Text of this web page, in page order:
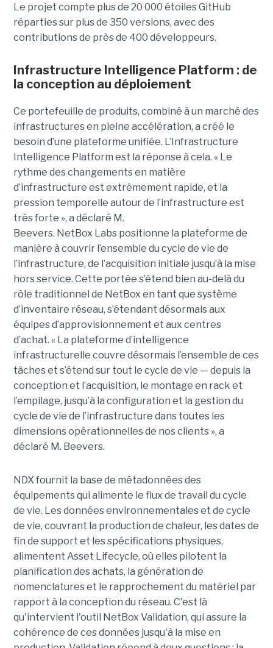
Le projet compte plus de 20 000 étoiles GitHub
réparties sur plus de 350 versions, avec des
contributions de près de 400 développeurs.
Infrastructure Intelligence Platform : de
la conception au déploiement
Ce portefeuille de produits, combiné à un marché des
infrastructures en pleine accélération, a créé le
besoin d’une plateforme unifiée. L’Infrastructure
Intelligence Platform est la réponse à cela. « Le
rythme des changements en matière
d’infrastructure est extrêmement rapide, et la
pression temporelle autour de l’infrastructure est
très forte », a déclaré M.
Beevers. NetBox Labs positionne la plateforme de
manière à couvrir l’ensemble du cycle de vie de
l’infrastructure, de l’acquisition initiale jusqu’à la mise
hors service. Cette portée s’étend bien au-delà du
rôle traditionnel de NetBox en tant que système
d’inventaire réseau, s’étendant désormais aux
équipes d’approvisionnement et aux centres
d’achat. « La plateforme d’intelligence
infrastructurelle couvre désormais l’ensemble de ces
tâches et s’étend sur tout le cycle de vie — depuis la
conception et l’acquisition, le montage en rack et
l’empilage, jusqu’à la configuration et la gestion du
cycle de vie de l’infrastructure dans toutes les
dimensions opérationnelles de nos clients », a
déclaré M. Beevers.
NDX fournit la base de métadonnées des
équipements qui alimente le flux de travail du cycle
de vie. Les données environnementales et de cycle
de vie, couvrant la production de chaleur, les dates de
fin de support et les spécifications physiques,
alimentent Asset Lifecycle, où elles pilotent la
planification des achats, la génération de
nomenclatures et le rapprochement du matériel par
rapport à la conception du réseau. C'est là
qu'intervient l'outil NetBox Validation, qui assure la
cohérence de ces données jusqu'à la mise en